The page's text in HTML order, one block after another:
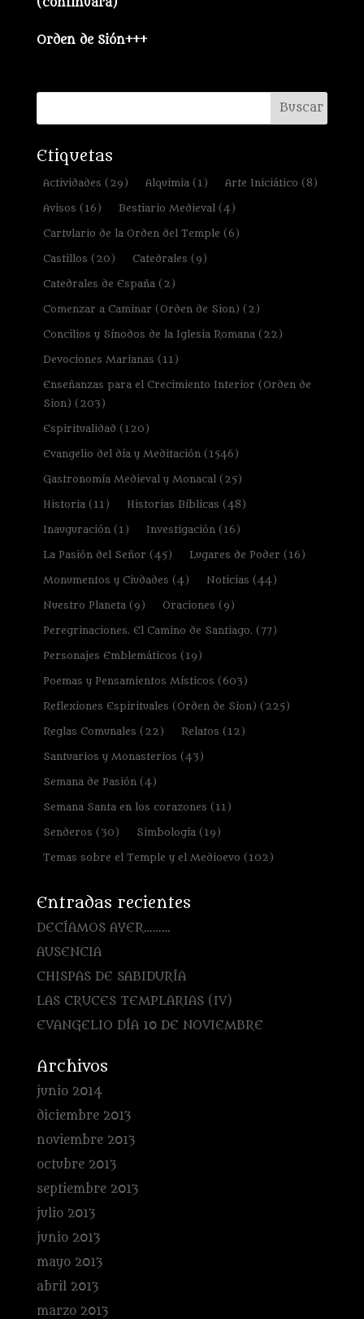
Orden de Sión+++
Etiquetas
Actividades (29) Alquimia (1) Arte Iniciático (8)
Avisos (16) Bestiario Medieval (4)
Cartulario de la Orden del Temple (6)
Castillos (20) Catedrales (9)
Catedrales de España (2)
Comenzar a Caminar (Orden de Sion) (2)
Concilios y Sínodos de la Iglesia Romana (22)
Devociones Marianas (11)
Enseñanzas para el Crecimiento Interior (Orden de
Sion) (203)
Espiritualidad (120)
Evangelio del día y Meditación (1546)
Gastronomía Medieval y Monacal (25)
Historia (11) Historias Bíblicas (48)
Inauguración (1) Investigación (16)
La Pasión del Señor (45) Lugares de Poder (16)
Monumentos y Ciudades (4) Noticias (44)
Nuestro Planeta (9) Oraciones (9)
Peregrinaciones. El Camino de Santiago. (77)
Personajes Emblemáticos (19)
Poemas y Pensamientos Místicos (603)
Reflexiones Espirituales (Orden de Sion) (225)
Reglas Comunales (22) Relatos (12)
Santuarios y Monasterios (43)
Semana de Pasión (4)
Semana Santa en los corazones (11)
Senderos (30) Simbología (19)
Temas sobre el Temple y el Medioevo (102)
Entradas recientes
DECÍAMOS AYER………
AUSENCIA
CHISPAS DE SABIDURÍA
LAS CRUCES TEMPLARIAS (IV)
EVANGELIO DÍA 10 DE NOVIEMBRE
Archivos
junio 2014
diciembre 2013
noviembre 2013
octubre 2013
septiembre 2013
julio 2013
junio 2013
mayo 2013
abril 2013
marzo 2013